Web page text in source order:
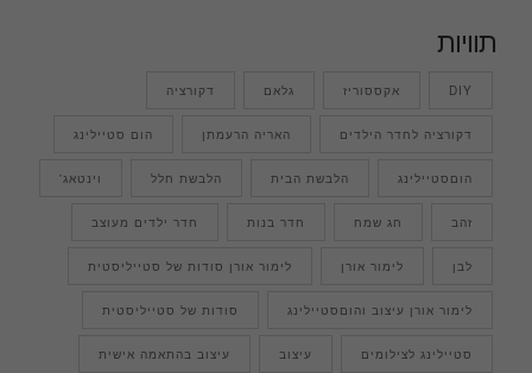
תוויות
DIY אקססוריז גלאם דקורציה
דקורציה לחדר הילדים האריה הרעמתן הום סטיילינג
הוםסטיילינג הלבשת הבית הלבשת חלל וינטאג'
זהב חג שמח חדר בנות חדר ילדים מעוצב
לבן לימור אורן לימור אורן סודות של סטייליסטית
לימור אורן עיצוב והוםסטיילינג סודות של סטייליסטית
סטיילינג לצילומים עיצוב עיצוב בהתאמה אישית